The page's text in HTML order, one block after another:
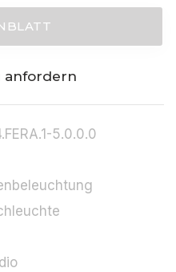
anfordern
5.0.0.0